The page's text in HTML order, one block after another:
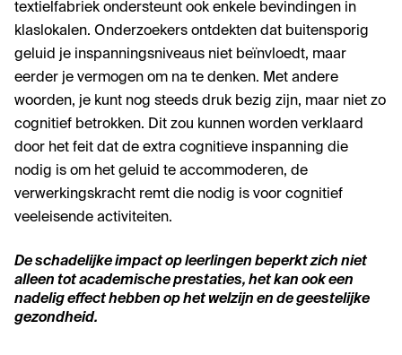
textielfabriek ondersteunt ook enkele bevindingen in
klaslokalen. Onderzoekers ontdekten dat buitensporig
geluid je inspanningsniveaus niet beïnvloedt, maar
eerder je vermogen om na te denken. Met andere
woorden, je kunt nog steeds druk bezig zijn, maar niet zo
cognitief betrokken. Dit zou kunnen worden verklaard
door het feit dat de extra cognitieve inspanning die
nodig is om het geluid te accommoderen, de
verwerkingskracht remt die nodig is voor cognitief
veeleisende activiteiten.
De schadelijke impact op leerlingen beperkt zich niet
alleen tot academische prestaties, het kan ook een
nadelig effect hebben op het welzijn en de geestelijke
gezondheid.